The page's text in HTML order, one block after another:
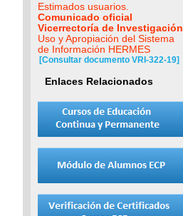
Estimados usuarios.
Comunicado oficial
Vicerrectoría de Investigación
Uso y Apropiación del Sistema
de Información HERMES
[Consultar documento VRI-322-19]
Enlaces Relacionados